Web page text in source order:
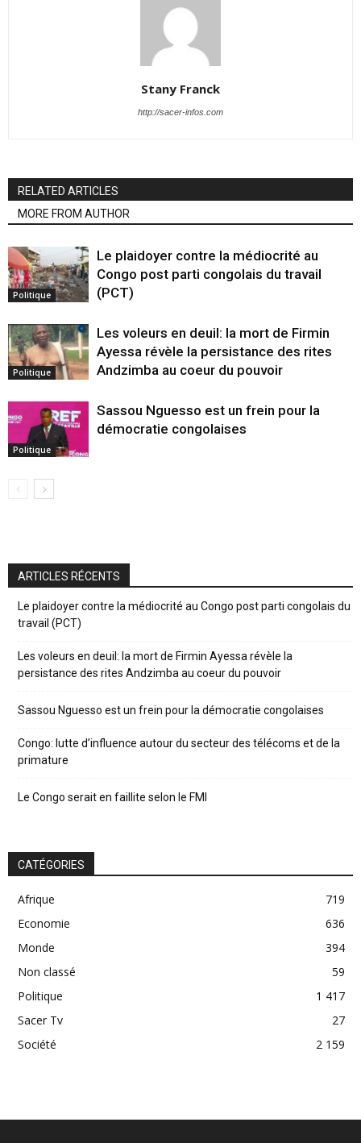
Stany Franck
http://sacer-infos.com
RELATED ARTICLES
MORE FROM AUTHOR
Politique
Le plaidoyer contre la médiocrité au
Congo post parti congolais du travail
(PCT)
Politique
Les voleurs en deuil: la mort de Firmin
Ayessa révèle la persistance des rites
Andzimba au coeur du pouvoir
Politique
Sassou Nguesso est un frein pour la
démocratie congolaises
ARTICLES RÉCENTS
Le plaidoyer contre la médiocrité au Congo post parti congolais du
travail (PCT)
Les voleurs en deuil: la mort de Firmin Ayessa révèle la
persistance des rites Andzimba au coeur du pouvoir
Sassou Nguesso est un frein pour la démocratie congolaises
Congo: lutte d’influence autour du secteur des télécoms et de la
primature
Le Congo serait en faillite selon le FMI
CATÉGORIES
Afrique
719
Economie
636
Monde
394
Non classé
59
Politique
1 417
Sacer Tv
27
Société
2 159